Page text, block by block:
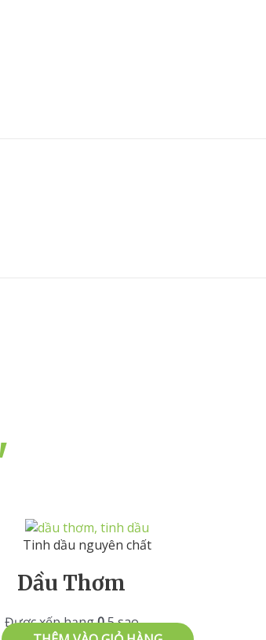
Tinh dầu nguyên chất
Dầu Thơm
Được xếp hạng05 sao